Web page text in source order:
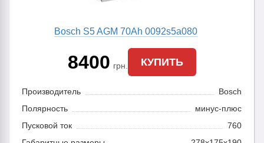
Bosch S5 AGM 70Ah 0092s5a080
8400 грн. КУПИТЬ
Производитель
Bosch
Полярность
минус-плюс
Пусковой ток
760